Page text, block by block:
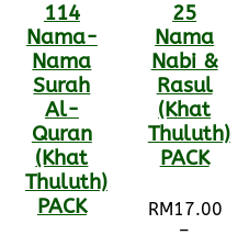
114
Nama-
Nama
Surah
Al-
Quran
(Khat
Thuluth)
PACK
25
Nama
Nabi &
Rasul
(Khat
Thuluth)
PACK
RM17.00
–